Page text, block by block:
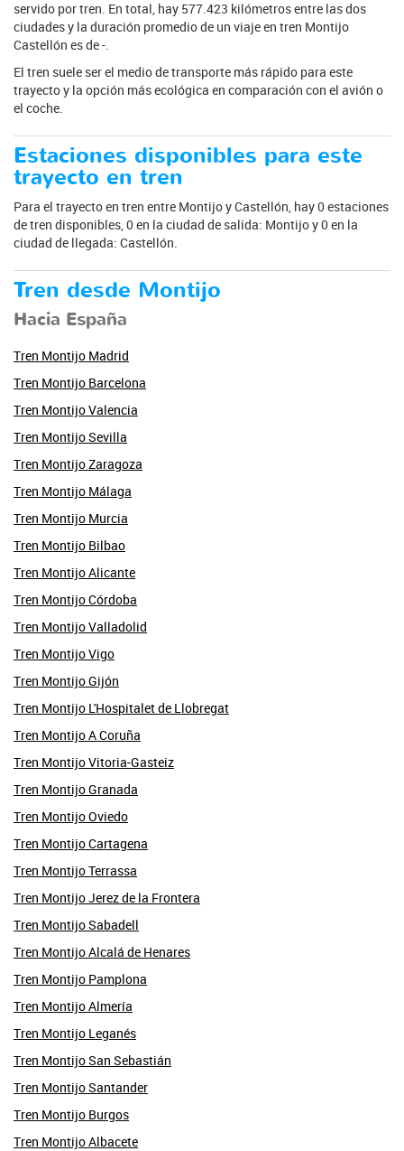
servido por tren. En total, hay 577.423 kilómetros entre las dos
ciudades y la duración promedio de un viaje en tren Montijo
Castellón es de -.
El tren suele ser el medio de transporte más rápido para este
trayecto y la opción más ecológica en comparación con el avión o
el coche.
Estaciones disponibles para este
trayecto en tren
Para el trayecto en tren entre Montijo y Castellón, hay 0 estaciones
de tren disponibles, 0 en la ciudad de salida: Montijo y 0 en la
ciudad de llegada: Castellón.
Tren desde Montijo
Hacia España
Tren Montijo Madrid
Tren Montijo Barcelona
Tren Montijo Valencia
Tren Montijo Sevilla
Tren Montijo Zaragoza
Tren Montijo Málaga
Tren Montijo Murcia
Tren Montijo Bilbao
Tren Montijo Alicante
Tren Montijo Córdoba
Tren Montijo Valladolid
Tren Montijo Vigo
Tren Montijo Gijón
Tren Montijo L'Hospitalet de Llobregat
Tren Montijo A Coruña
Tren Montijo Vitoria-Gasteiz
Tren Montijo Granada
Tren Montijo Oviedo
Tren Montijo Cartagena
Tren Montijo Terrassa
Tren Montijo Jerez de la Frontera
Tren Montijo Sabadell
Tren Montijo Alcalá de Henares
Tren Montijo Pamplona
Tren Montijo Almería
Tren Montijo Leganés
Tren Montijo San Sebastián
Tren Montijo Santander
Tren Montijo Burgos
Tren Montijo Albacete